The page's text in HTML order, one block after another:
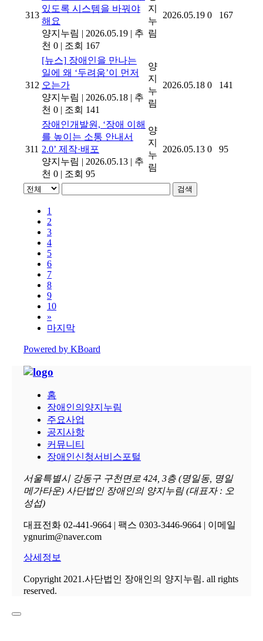
313
있도록 시스템을 바꿔야
해요
양지누림 | 2026.05.19 | 추
천 0 | 조회 167
지
누
림
2026.05.19 0 167
312
[뉴스] 장애인을 만나는
일에 왜 ‘두려움’이 먼저
오는가
양지누림 | 2026.05.18 | 추
천 0 | 조회 141
양
지
누
림
2026.05.18 0 141
311
장애인개발원, ‘장애 이해
를 높이는 소통 안내서
2.0’ 제작·배포
양지누림 | 2026.05.13 | 추
천 0 | 조회 95
양
지
누
림
2026.05.13 0 95
검색
1
2
3
4
5
6
7
8
9
10
»
마지막
Powered by KBoard
홈
장애인의양지누림
주요사업
공지사항
커뮤니티
장애인신청서비스포털
서울특별시 강동구 구천면로 424, 3층 (명일동, 명일
메가타운) 사단법인 장애인의 양지누림 (대표자 : 오
성섭)
대표전화 02-441-9664 | 팩스 0303-3446-9664 | 이메일
ygnurim@naver.com
상세정보
Copyright 2021.사단법인 장애인의 양지누림. all rights
reserved.